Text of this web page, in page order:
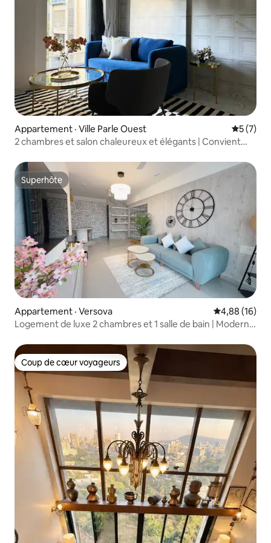
Appartement · Ville Parle Ouest Note
5 (7)
2 chambres et salon chaleureux et élégants | Convient
Superhôte
Superhôte
Appartement · Versova Note
4,88 (16)
Logement de luxe 2 chambres et 1 salle de bain | Moderne
Coup de cœur voyageurs
Coup de cœur voyageurs